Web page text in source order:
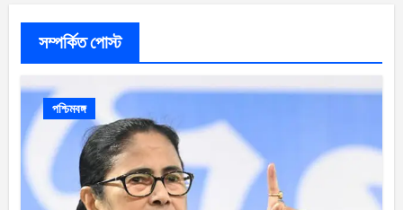
সম্পর্কিত পোস্ট
পশ্চিমবঙ্গ